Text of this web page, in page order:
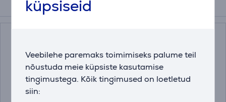
küpsiseid
Veebilehe paremaks toimimiseks palume teil
nõustuda meie küpsiste kasutamise
tingimustega. Kõik tingimused on loetletud
siin:
Tarvikud